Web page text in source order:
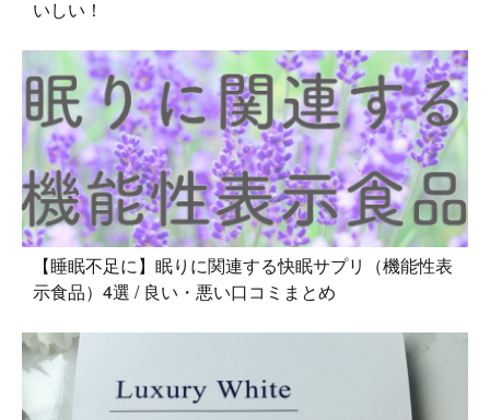
いしい！
【睡眠不足に】眠りに関連する快眠サプリ（機能性表
示食品）4選 / 良い・悪い口コミまとめ